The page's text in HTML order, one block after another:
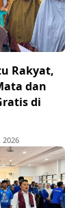
Rakyat,
dan
di
2026